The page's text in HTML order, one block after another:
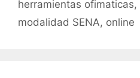
k
herramientas ofimaticas,
modalidad SENA, online